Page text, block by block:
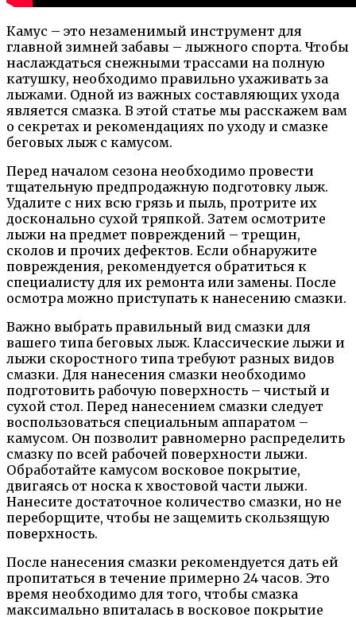
Камус – это незаменимый инструмент для
главной зимней забавы – лыжного спорта. Чтобы
наслаждаться снежными трассами на полную
катушку, необходимо правильно ухаживать за
лыжами. Одной из важных составляющих ухода
является смазка. В этой статье мы расскажем вам
о секретах и рекомендациях по уходу и смазке
беговых лыж с камусом.
Перед началом сезона необходимо провести
тщательную предпродажную подготовку лыж.
Удалите с них всю грязь и пыль, протрите их
досконально сухой тряпкой. Затем осмотрите
лыжи на предмет повреждений – трещин,
сколов и прочих дефектов. Если обнаружите
повреждения, рекомендуется обратиться к
специалисту для их ремонта или замены. После
осмотра можно приступать к нанесению смазки.
Важно выбрать правильный вид смазки для
вашего типа беговых лыж. Классические лыжи и
лыжи скоростного типа требуют разных видов
смазки. Для нанесения смазки необходимо
подготовить рабочую поверхность – чистый и
сухой стол. Перед нанесением смазки следует
воспользоваться специальным аппаратом –
камусом. Он позволит равномерно распределить
смазку по всей рабочей поверхности лыжи.
Обработайте камусом восковое покрытие,
двигаясь от носка к хвостовой части лыжи.
Нанесите достаточное количество смазки, но не
переборщите, чтобы не защемить скользящую
поверхность.
После нанесения смазки рекомендуется дать ей
пропитаться в течение примерно 24 часов. Это
время необходимо для того, чтобы смазка
максимально впиталась в восковое покрытие